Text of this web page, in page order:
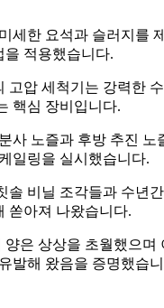
세한 요석과 슬러지를
적용했습니다.
고압 세척기는 강력한
핵심 장비입니다.
사 노즐과 후방 추진 노
일링을 실시했습니다.
솔 비닐 조각들과 수년간
쏟아져 나왔습니다.
은 상상을 초월했으며
발해 왔음을 증명했습니